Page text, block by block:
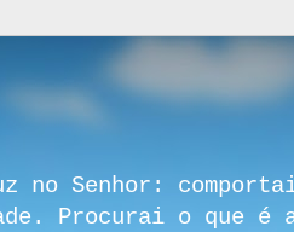
Senhor:
Procurai o que é